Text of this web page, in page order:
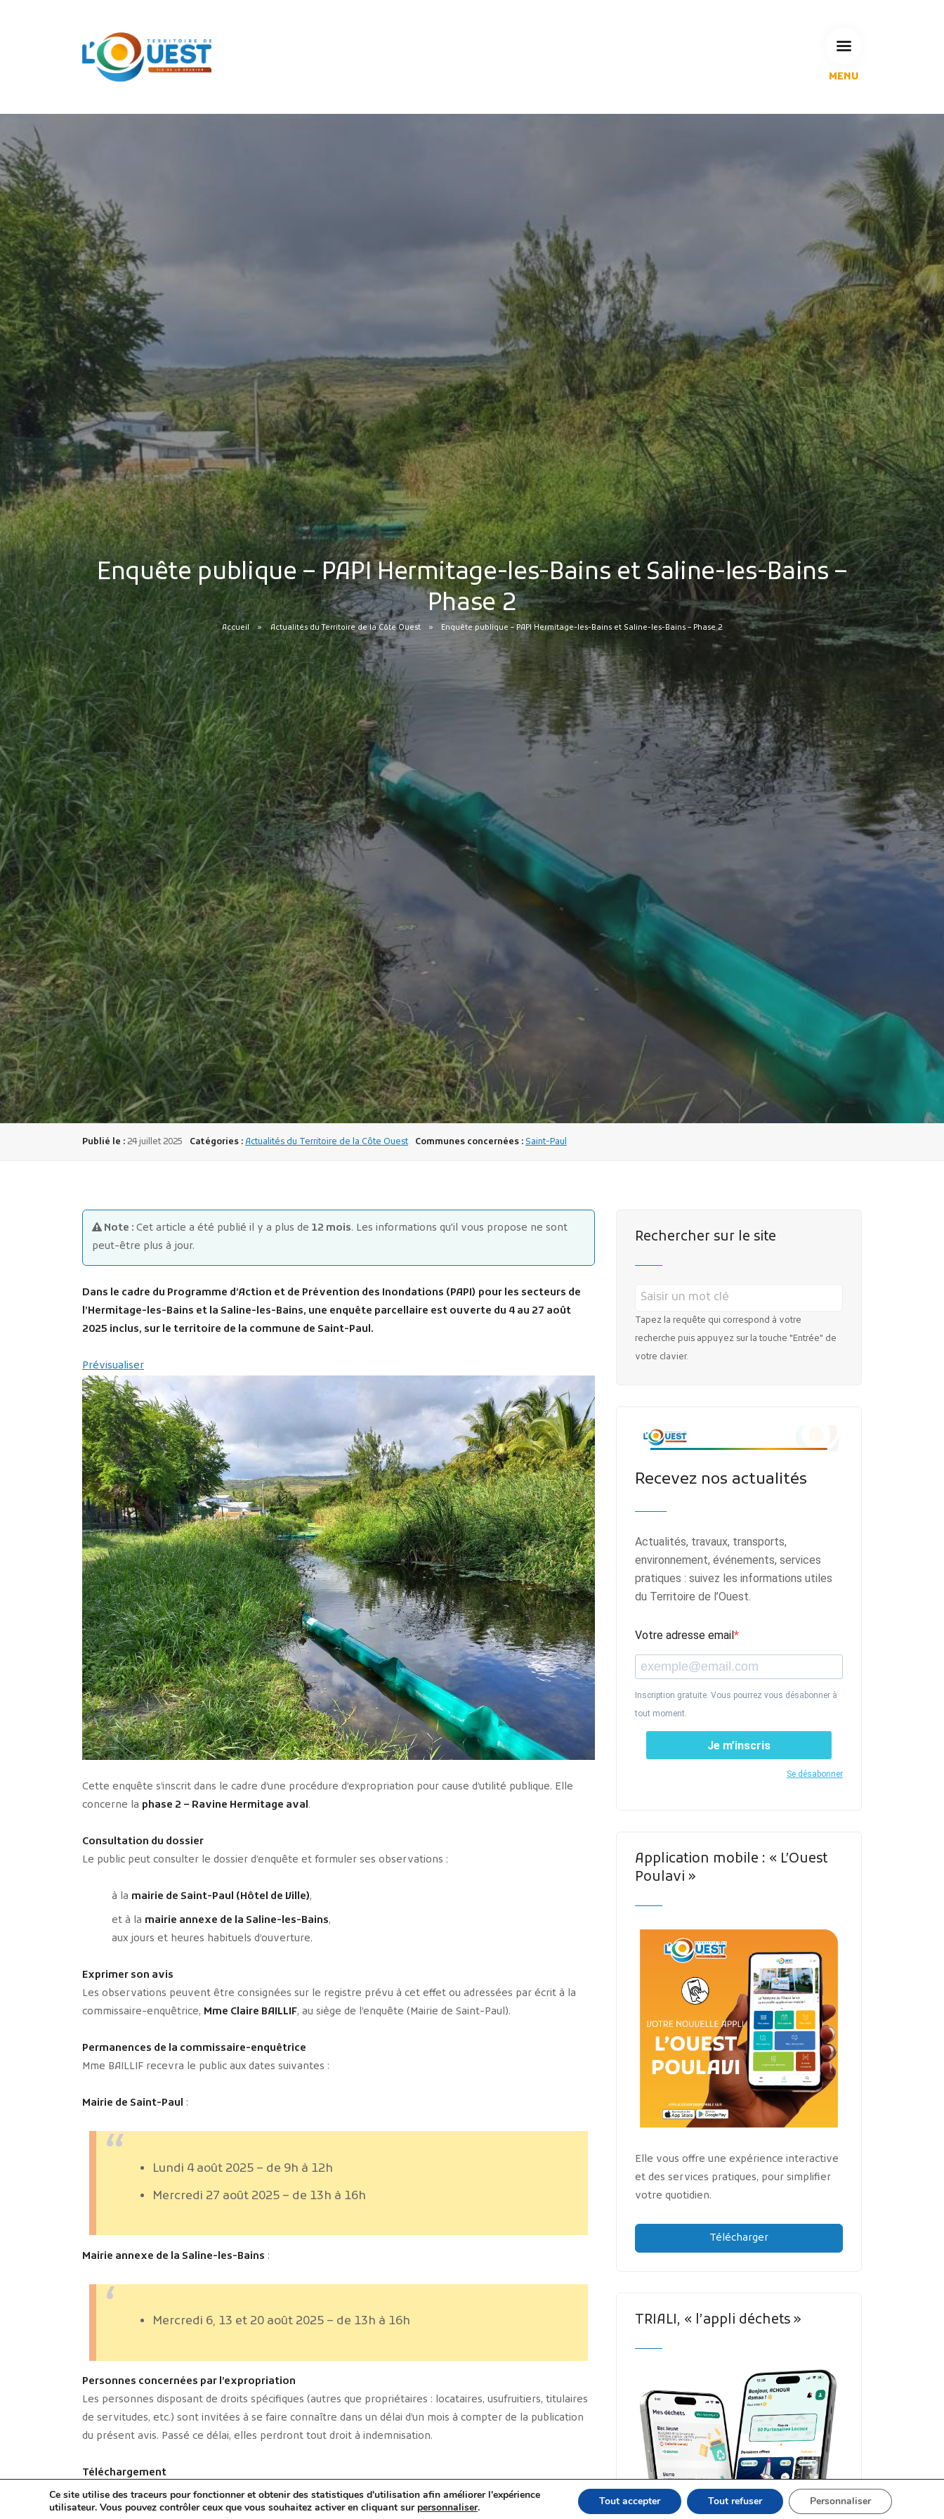
MENU
CALENDRIERS DE COLLECTE
MES DÉMARCHES
Publicité des actes
Marchés publics
Projets financés par l'Europe
Enquête publique – PAPI Hermitage-les-Bains et Saline-les-Bains –
Phase 2
Accueil Actualités du Territoire de la Côte Ouest Enquête publique – PAPI Hermitage-les-Bains et Saline-les-Bains – Phase 2
Publié le : 24 juillet 2025 Catégories :Actualités du Territoire de la Côte Ouest Communes concernées :Saint-Paul
Note : Cet article a été publié il y a plus de 12 mois. Les informations qu'il vous propose ne sont
peut-être plus à jour.
Dans le cadre du Programme d’Action et de Prévention des Inondations (PAPI) pour les secteurs de
l’Hermitage-les-Bains et la Saline-les-Bains, une enquête parcellaire est ouverte du 4 au 27 août
2025 inclus, sur le territoire de la commune de Saint-Paul.
Prévisualiser(ouvre
nouvel
onglet)
Cette enquête s’inscrit dans le cadre d’une procédure d’expropriation pour cause d’utilité publique. Elle
concerne la phase 2 – Ravine Hermitage aval.
Consultation du dossier
Le public peut consulter le dossier d’enquête et formuler ses observations :
à la mairie de Saint-Paul (Hôtel de Ville),
et à la mairie annexe de la Saline-les-Bains,
aux jours et heures habituels d’ouverture.
Exprimer son avis
Les observations peuvent être consignées sur le registre prévu à cet effet ou adressées par écrit à la
commissaire-enquêtrice, Mme Claire BAILLIF, au siège de l’enquête (Mairie de Saint-Paul).
Permanences de la commissaire-enquêtrice
Mme BAILLIF recevra le public aux dates suivantes :
Mairie de Saint-Paul :
Lundi 4 août 2025 – de 9h à 12h
Mercredi 27 août 2025 – de 13h à 16h
Mairie annexe de la Saline-les-Bains :
Mercredi 6, 13 et 20 août 2025 – de 13h à 16h
Personnes concernées par l’expropriation
Les personnes disposant de droits spécifiques (autres que propriétaires : locataires, usufruitiers, titulaires
de servitudes, etc.) sont invitées à se faire connaître dans un délai d’un mois à compter de la publication
du présent avis. Passé ce délai, elles perdront tout droit à indemnisation.
Téléchargement
Télécharger l’avis d’enquête publique – format PDF
Rechercher sur le site
Tapez la requête qui correspond à votre
recherche puis appuyez sur la touche "Entrée" de
votre clavier.
Recevez nos actualités
Actualités, travaux, transports,
environnement, événements, services
pratiques : suivez les informations utiles
du Territoire de l’Ouest.
Votre adresse email
Inscription gratuite. Vous pourrez vous désabonner à
tout moment.
Je m’inscris
Se désabonner
Application mobile : « L’Ouest
Poulavi »
Elle vous offre une expérience interactive
et des services pratiques, pour simplifier
votre quotidien.
Télécharger
TRIALI, « l’appli déchets »
Ce site utilise des traceurs pour fonctionner et obtenir des statistiques d'utilisation afin améliorer l'expérience
utilisateur. Vous pouvez contrôler ceux que vous souhaitez activer en cliquant sur personnaliser. Tout accepter Tout refuser Personnaliser